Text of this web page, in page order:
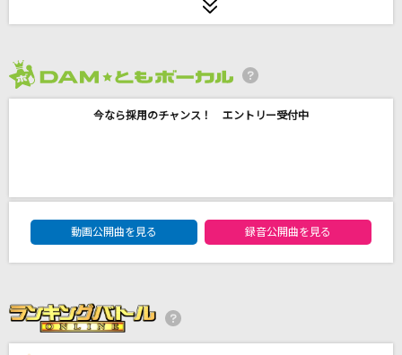
そこに在るもの
ライブP feat.鏡音リン
IRIS OUT(ビデオクリップバージョン)
Eight feat.初音ミク
今なら採用のチャンス！ エントリー受付中
DAM★ともボーカルエントリーランキング
動画公開曲を見る
録音公開曲を見る